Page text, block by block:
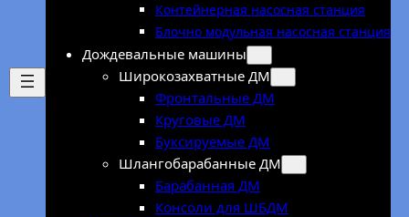
Контейнерная насосная станция
Блочно модульная насосная станция
Дождевальные машины
Широкозахватные ДМ
Фронтальные ДМ
Круговые ДМ
Буксируемые ДМ
Шлангобарабанные ДМ
Барабанная ДМ
Консоли для ШБДМ